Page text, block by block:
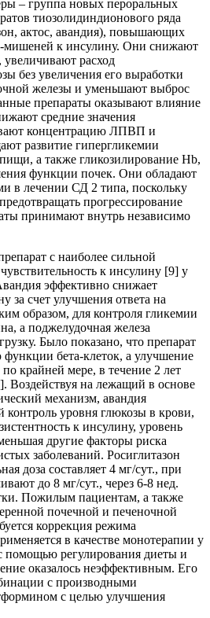
– группа новых пероральных
тиозолидиндионового ряда
актос, авандия), повышающих
мишеней к инсулину. Они снижают
увеличивают расход
без увеличения его выработки
железы и уменьшают выброс
препараты оказывают влияние
средние значения
концентрацию ЛПВП и
развитие гипергликемии
а также гликозилирование Hb,
функции почек. Они обладают
в лечении СД 2 типа, поскольку
прогрессирование
принимают внутрь независимо
с наиболее сильной
к инсулину [9] у
эффективно снижает
за счет улучшения ответа на
образом, для контроля гликемии
а поджелудочная железа
Было показано, что препарат
бета-клеток, а улучшение
крайней мере, в течение 2 лет
Воздействуя на лежащий в основе
механизм, авандия
контроль уровня глюкозы в крови,
к инсулину, уровень
другие факторы риска
заболеваний. Росиглитазон
доза составляет 4 мг/сут., при
до 8 мг/сут., через 6-8 нед.
Пожилым пациентам, а также
почечной и печеночной
коррекция режима
в качестве монотерапии у
помощью регулирования диеты и
оказалось неэффективным. Его
с производными
с целью улучшения